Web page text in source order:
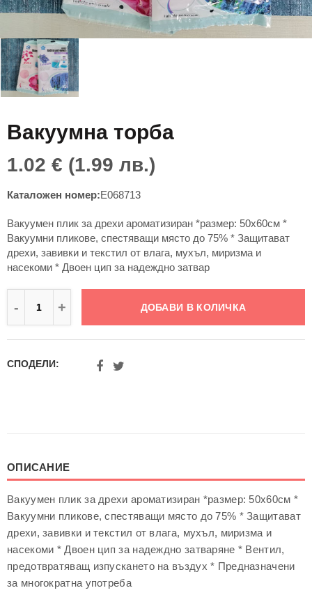
Завеси,
Картини и
Табелки с
Български
Керамика от
КЪМПИНГ,ТУРИЗЪМ,СПОРТ
КОНСУМАТИВИ,ИНСТРУМЕНТИ
ЗА ДОМА
ЗА ДЕЦА
ПАРТИ
СПОРТНИ СТОКИ
ПЛАЖНИ СТОКИ
РАНИЦИ,ЧАНТИ,ПОРТМОНЕТА
Shortcode Page
Вакуумна торба
1.02 € (1.99 лв.)
Каталожен номер:E068713
Вакуумен плик за дрехи ароматизиран *размер: 50х60см *
Вакуумни пликове, спестяващи място до 75% * Защитават
дрехи, завивки и текстил от влага, мухъл, миризма и
насекоми * Двоен цип за надеждно затвар
ДОБАВИ В КОЛИЧКА
СПОДЕЛИ:
ОПИСАНИЕ
Вакуумен плик за дрехи ароматизиран *размер: 50х60см *
Вакуумни пликове, спестяващи място до 75% * Защитават
дрехи, завивки и текстил от влага, мухъл, миризма и
насекоми * Двоен цип за надеждно затваряне * Вентил,
предотвратяващ изпускането на въздух * Предназначени
за многократна употреба